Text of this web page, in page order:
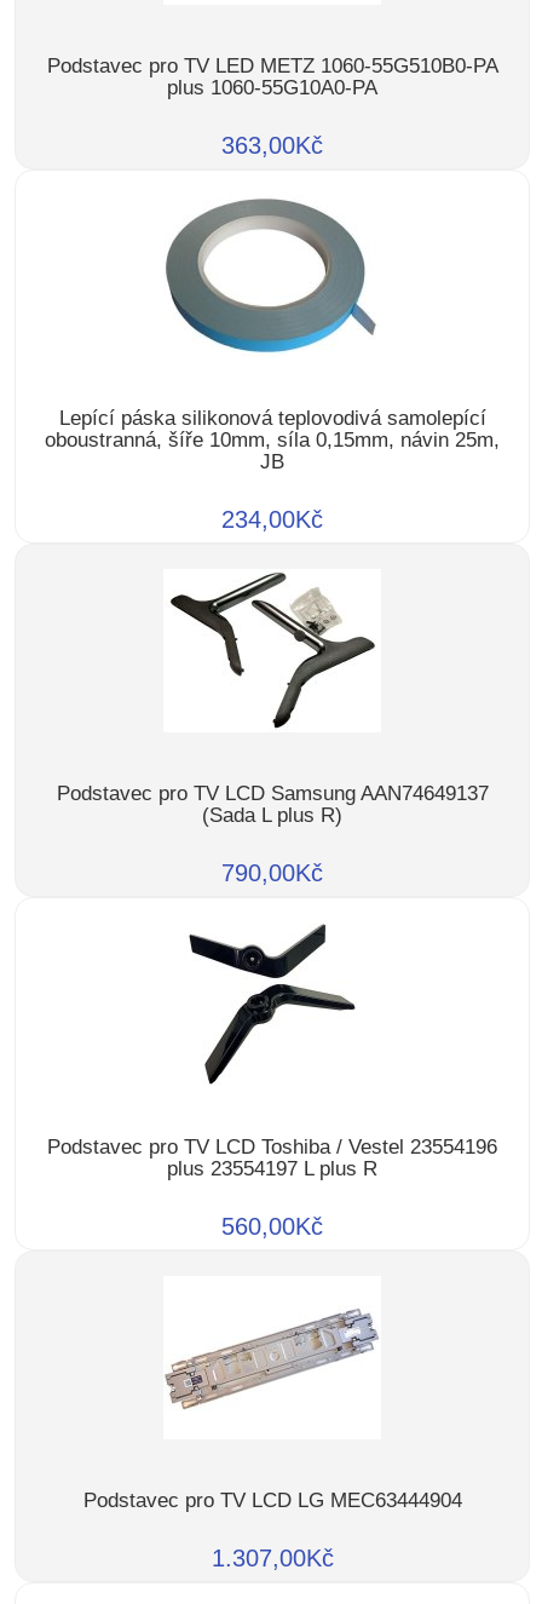
Podstavec pro TV LED METZ 1060-55G510B0-PA
plus 1060-55G10A0-PA
363,00Kč
Lepící páska silikonová teplovodivá samolepící
oboustranná, šíře 10mm, síla 0,15mm, návin 25m,
JB
234,00Kč
Podstavec pro TV LCD Samsung AAN74649137
(Sada L plus R)
790,00Kč
Podstavec pro TV LCD Toshiba / Vestel 23554196
plus 23554197 L plus R
560,00Kč
Podstavec pro TV LCD LG MEC63444904
1.307,00Kč